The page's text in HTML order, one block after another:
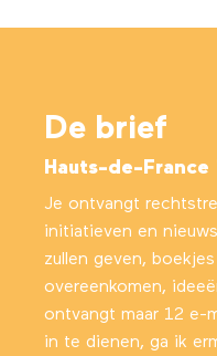
De brief
Hauts-de-France
Je ontvangt
initiatieven en
zullen geven,
overeenkomen,
ontvangt maar 12 e-
in te dienen, ga ik